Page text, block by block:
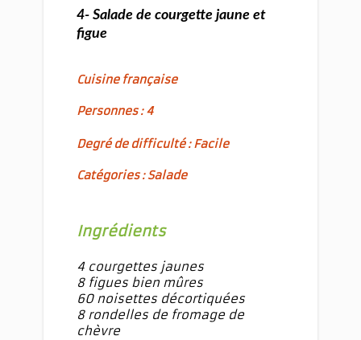
4- Salade de courgette jaune et
figue
Cuisine française
Personnes : 4
Degré de difficulté : Facile
Catégories : Salade
Ingrédients
4 courgettes jaunes
8 figues bien mûres
60 noisettes décortiquées
8 rondelles de fromage de
chèvre